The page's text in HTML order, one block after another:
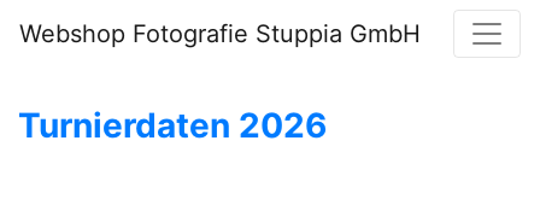
Webshop Fotografie Stuppia GmbH
Turnierdaten 2026